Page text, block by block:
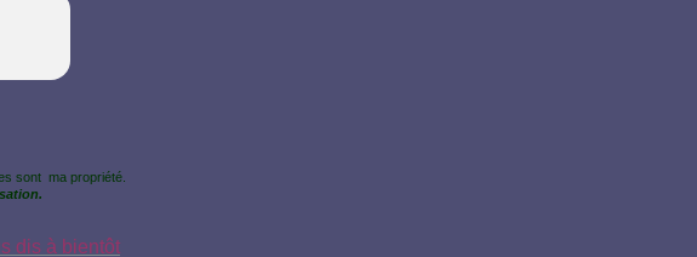
sont ma propriété.
dis à bientôt